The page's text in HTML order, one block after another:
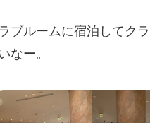
ブルームに宿泊してク
なー。